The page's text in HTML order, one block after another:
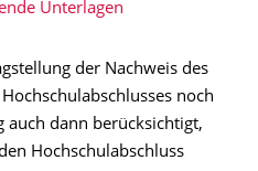
Unterlagen
der Nachweis des
noch
dann berücksichtigt,
Hochschulabschluss